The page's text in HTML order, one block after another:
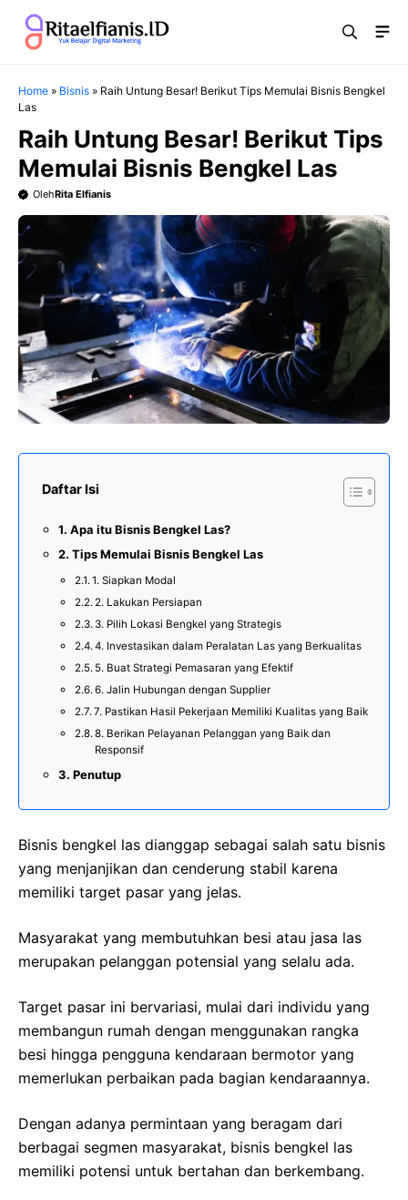
Langsung
Home » Bisnis » Raih Untung Besar! Berikut Tips Memulai Bisnis Bengkel
Las
Raih Untung Besar! Berikut Tips
Memulai Bisnis Bengkel Las
OlehRita Elfianis
Daftar Isi
Apa itu Bisnis Bengkel Las?
Tips Memulai Bisnis Bengkel Las
1. Siapkan Modal
2. Lakukan Persiapan
3. Pilih Lokasi Bengkel yang Strategis
4. Investasikan dalam Peralatan Las yang Berkualitas
5. Buat Strategi Pemasaran yang Efektif
6. Jalin Hubungan dengan Supplier
7. Pastikan Hasil Pekerjaan Memiliki Kualitas yang Baik
8. Berikan Pelayanan Pelanggan yang Baik dan
Responsif
Penutup
Bisnis bengkel las dianggap sebagai salah satu bisnis
yang menjanjikan dan cenderung stabil karena
memiliki target pasar yang jelas.
Masyarakat yang membutuhkan besi atau jasa las
merupakan pelanggan potensial yang selalu ada.
Target pasar ini bervariasi, mulai dari individu yang
membangun rumah dengan menggunakan rangka
besi hingga pengguna kendaraan bermotor yang
memerlukan perbaikan pada bagian kendaraannya.
Dengan adanya permintaan yang beragam dari
berbagai segmen masyarakat, bisnis bengkel las
memiliki potensi untuk bertahan dan berkembang.